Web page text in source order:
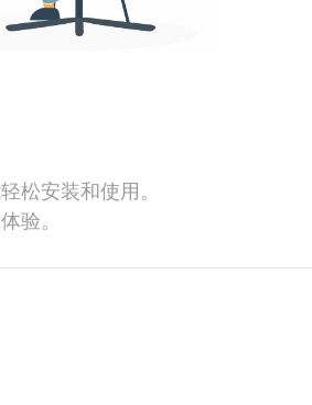
松安装和使用。
验。